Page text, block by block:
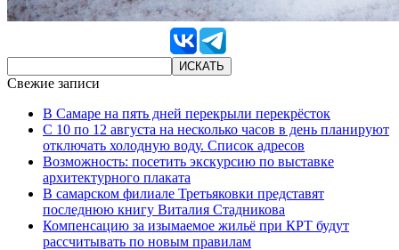
Свежие записи
В Самаре на пять дней перекрыли перекрёсток
С 10 по 12 августа на несколько часов в день планируют
отключать холодную воду. Список адресов
Возможность: посетить экскурсию по выставке
архитектурного плаката
В самарском филиале Третьяковки представят
последнюю книгу Виталия Стадникова
Компенсацию за изымаемое жильё при КРТ будут
рассчитывать по новым правилам